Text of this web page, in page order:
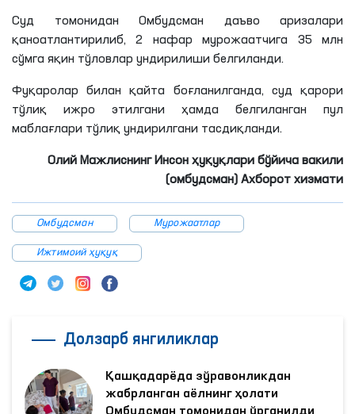
Суд томонидан Омбудсман даъво аризалари
қаноатлантирилиб, 2 нафар мурожаатчига 35 млн
сўмга яқин тўловлар ундирилиши белгиланди.
Фуқаролар билан қайта боғланилганда, суд қарори
тўлиқ ижро этилгани ҳамда белгиланган пул
маблағлари тўлиқ ундирилгани тасдиқланди.
Олий Мажлиснинг Инсон ҳуқуқлари бўйича вакили
(омбудсман) Ахборот хизмати
Омбудсман Мурожаатлар
Ижтимоий ҳуқуқ
Долзарб янгиликлар
Қашқадарёда зўравонликдан
жабрланган аёлнинг ҳолати